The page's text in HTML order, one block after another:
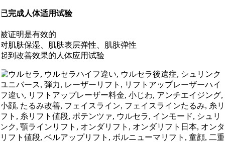
已完成人体适用试验
被证明是有效的
对肌肤保湿、肌肤表层弹性、肌肤弹性
起到改善效果的人体应用试验